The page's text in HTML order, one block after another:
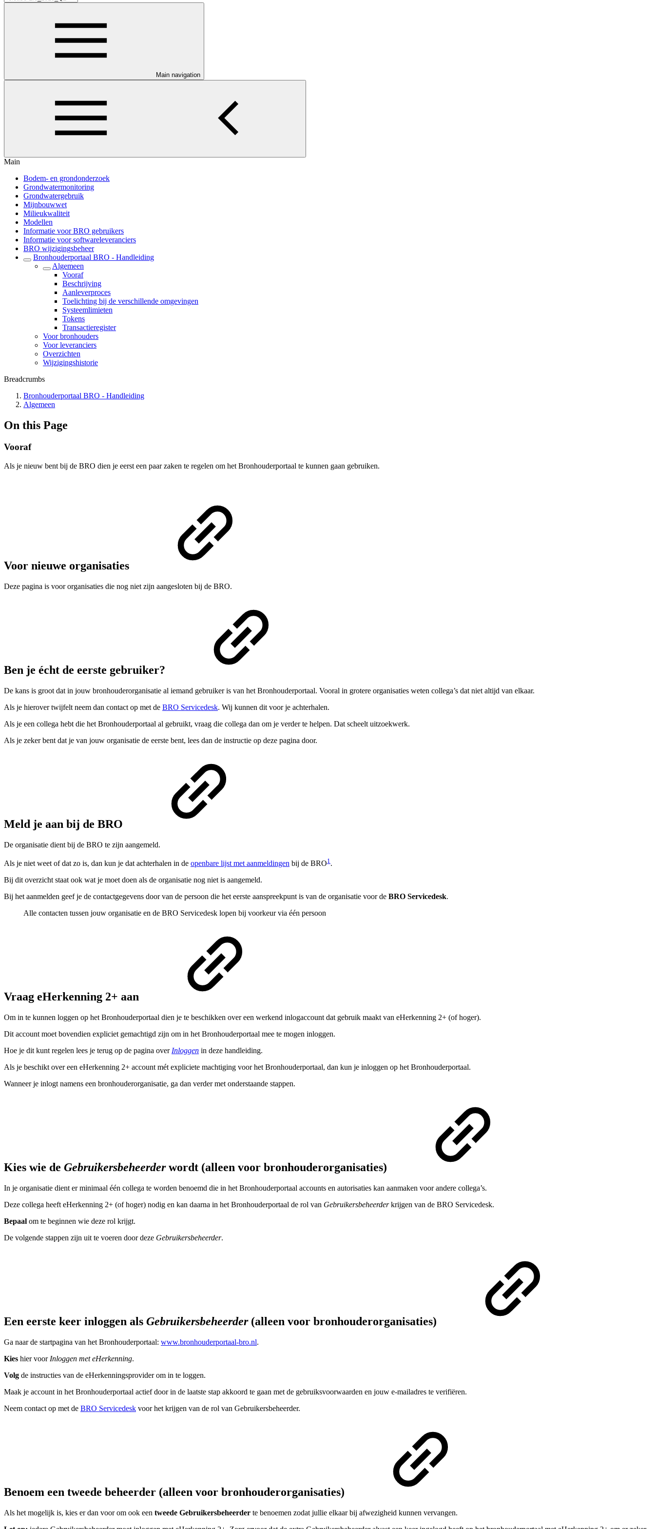
Main navigation
Main
Bodem- en grondonderzoek
Grondwatermonitoring
Grondwatergebruik
Mijnbouwwet
Milieukwaliteit
Modellen
Informatie voor BRO gebruikers
Informatie voor softwareleveranciers
BRO wijzigingsbeheer
Bronhouderportaal BRO - Handleiding
Algemeen
Vooraf
Beschrijving
Aanleverproces
Toelichting bij de verschillende omgevingen
Systeemlimieten
Tokens
Transactieregister
Voor bronhouders
Voor leveranciers
Overzichten
Wijzigingshistorie
Breadcrumbs
Bronhouderportaal BRO - Handleiding
Algemeen
On this Page
Vooraf
Als je nieuw bent bij de BRO dien je eerst een paar zaken te regelen om het Bronhouderportaal te kunnen gaan gebruiken.
Voor nieuwe organisaties
Deze pagina is voor organisaties die nog niet zijn aangesloten bij de BRO.
Ben je écht de eerste gebruiker?
De kans is groot dat in jouw bronhouderorganisatie al iemand gebruiker is van het Bronhouderportaal. Vooral in grotere organisaties weten collega’s dat niet altijd van elkaar.
Als je hierover twijfelt neem dan contact op met de BRO Servicedesk. Wij kunnen dit voor je achterhalen.
Als je een collega hebt die het Bronhouderportaal al gebruikt, vraag die collega dan om je verder te helpen. Dat scheelt uitzoekwerk.
Als je zeker bent dat je van jouw organisatie de eerste bent, lees dan de instructie op deze pagina door.
Meld je aan bij de BRO
De organisatie dient bij de BRO te zijn aangemeld.
Als je niet weet of dat zo is, dan kun je dat achterhalen in de openbare lijst met aanmeldingen bij de BRO1 .
Bij dit overzicht staat ook wat je moet doen als de organisatie nog niet is aangemeld.
Bij het aanmelden geef je de contactgegevens door van de persoon die het eerste aanspreekpunt is van de organisatie voor de BRO Servicedesk.
Alle contacten tussen jouw organisatie en de BRO Servicedesk lopen bij voorkeur via één persoon
Vraag eHerkenning 2+ aan
Om in te kunnen loggen op het Bronhouderportaal dien je te beschikken over een werkend inlogaccount dat gebruik maakt van eHerkenning 2+ (of hoger).
Dit account moet bovendien expliciet gemachtigd zijn om in het Bronhouderportaal mee te mogen inloggen.
Hoe je dit kunt regelen lees je terug op de pagina over Inloggen in deze handleiding.
Als je beschikt over een eHerkenning 2+ account mét expliciete machtiging voor het Bronhouderportaal, dan kun je inloggen op het Bronhouderportaal.
Wanneer je inlogt namens een bronhouderorganisatie, ga dan verder met onderstaande stappen.
Kies wie de Gebruikersbeheerderwordt (alleen voor bronhouderorganisaties)
In je organisatie dient er minimaal één collega te worden benoemd die in het Bronhouderportaal accounts en autorisaties kan aanmaken voor andere collega’s.
Deze collega heeft eHerkenning 2+ (of hoger) nodig en kan daarna in het Bronhouderportaal de rol van Gebruikersbeheerderkrijgen van de BRO Servicedesk.
Bepaal om te beginnen wie deze rol krijgt.
De volgende stappen zijn uit te voeren door deze Gebruikersbeheerder.
Een eerste keer inloggen als Gebruikersbeheerder (alleen voor bronhouderorganisaties)
Ga naar de startpagina van het Bronhouderportaal: www.bronhouderportaal-bro.nl.
Kies hier voor Inloggen met eHerkenning.
Volg de instructies van de eHerkenningsprovider om in te loggen.
Maak je account in het Bronhouderportaal actief door in de laatste stap akkoord te gaan met de gebruiksvoorwaarden en jouw e-mailadres te verifiëren.
Neem contact op met de BRO Servicedesk voor het krijgen van de rol van Gebruikersbeheerder.
Benoem een tweede beheerder (alleen voor bronhouderorganisaties)
Als het mogelijk is, kies er dan voor om ook een tweede Gebruikersbeheerder te benoemen zodat jullie elkaar bij afwezigheid kunnen vervangen.